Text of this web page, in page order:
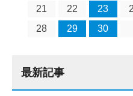
21
22 23
28
29 30
最新記事